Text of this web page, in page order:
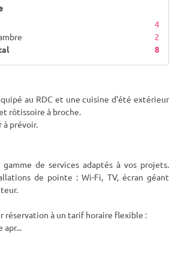
4
2
8
au RDC et une cuisine d'été extérieur
rôtissoire à broche.
prévoir.
de services adaptés à vos projets.
de pointe : Wi-Fi, TV, écran géant
réservation à un tarif horaire flexible :
apr...